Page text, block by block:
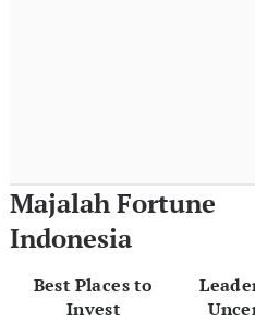
Majalah Fortune
Indonesia
Best Places to
Invest